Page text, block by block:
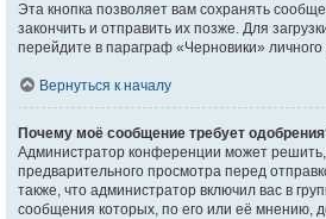
Эта кнопка позволяет вам сохранять
закончить и отправить их позже. Для
перейдите в параграф «Черновики»
Вернуться к началу
Почему моё сообщение требует
Администратор конференции может
предварительного просмотра перед
также, что администратор включил вас в
сообщения которых, по его или её мнению,